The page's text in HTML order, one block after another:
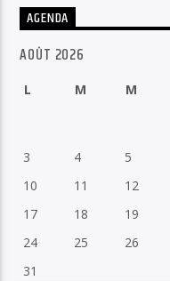
AGENDA
AOÛT 2026
L M M
3
4 5
10
11 12
17
18 19
24
25 26
31